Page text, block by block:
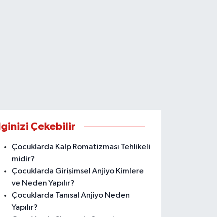
Çekebilir
Çocuklarda Kalp Romatizması Tehlikeli
midir?
Çocuklarda Girişimsel Anjiyo Kimlere
ve Neden Yapılır?
Çocuklarda Tanısal Anjiyo Neden
Yapılır?